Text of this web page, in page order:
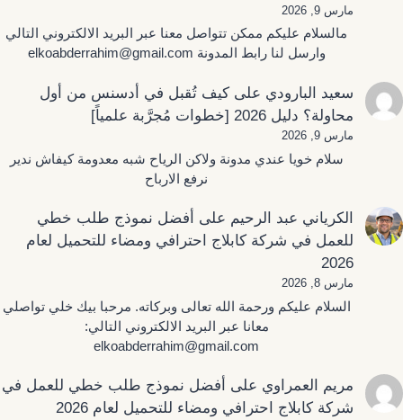
مارس 9, 2026
مالسلام عليكم ممكن تتواصل معنا عبر البريد الالكتروني التالي
وارسل لنا رابط المدونة elkoabderrahim@gmail.com
سعيد البارودي علىكيف تُقبل في أدسنس من أول
محاولة؟ دليل 2026 [خطوات مُجرَّبة علمياً]
مارس 9, 2026
سلام خويا عندي مدونة ولاكن الرياح شبه معدومة كيفاش ندير
نرفع الارباح
الكرياني عبد الرحيم على
أفضل نموذج طلب خطي
للعمل في شركة كابلاج احترافي ومضاء للتحميل لعام
2026
مارس 8, 2026
السلام عليكم ورحمة الله تعالى وبركاته. مرحبا بيك خلي تواصلي
معانا عبر البريد الالكتروني التالي:
elkoabderrahim@gmail.com
مريم العمراوي على
أفضل نموذج طلب خطي للعمل في
شركة كابلاج احترافي ومضاء للتحميل لعام 2026